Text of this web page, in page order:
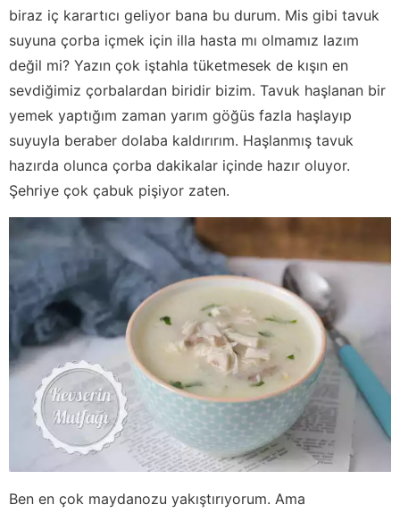
biraz iç karartıcı geliyor bana bu durum. Mis gibi tavuk
suyuna çorba içmek için illa hasta mı olmamız lazım
değil mi? Yazın çok iştahla tüketmesek de kışın en
sevdiğimiz çorbalardan biridir bizim. Tavuk haşlanan bir
yemek yaptığım zaman yarım göğüs fazla haşlayıp
suyuyla beraber dolaba kaldırırım. Haşlanmış tavuk
hazırda olunca çorba dakikalar içinde hazır oluyor.
Şehriye çok çabuk pişiyor zaten.
Ben en çok maydanozu yakıştırıyorum. Ama